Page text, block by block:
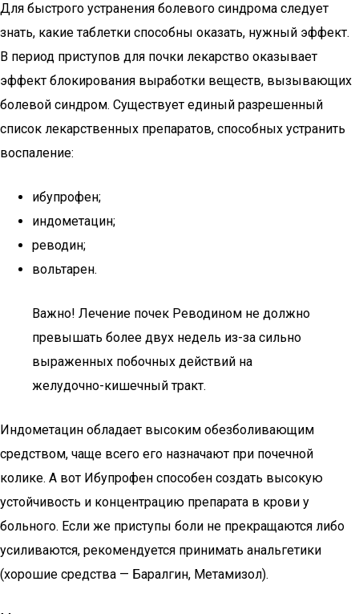
Для быстрого устранения болевого синдрома следует
знать, какие таблетки способны оказать, нужный эффект.
В период приступов для почки лекарство оказывает
эффект блокирования выработки веществ, вызывающих
болевой синдром. Существует единый разрешенный
список лекарственных препаратов, способных устранить
воспаление:
ибупрофен;
индометацин;
реводин;
вольтарен.
Важно! Лечение почек Реводином не должно
превышать более двух недель из-за сильно
выраженных побочных действий на
желудочно-кишечный тракт.
Индометацин обладает высоким обезболивающим
средством, чаще всего его назначают при почечной
колике. А вот Ибупрофен способен создать высокую
устойчивость и концентрацию препарата в крови у
больного. Если же приступы боли не прекращаются либо
усиливаются, рекомендуется принимать анальгетики
(хорошие средства — Баралгин, Метамизол).